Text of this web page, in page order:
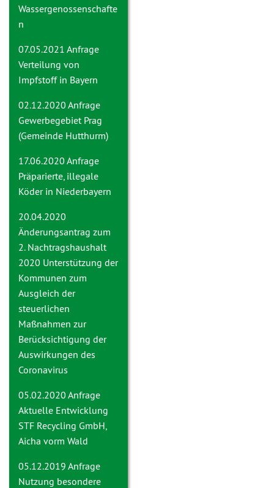
Wassergenossenschafte
n
07.05.2021 Anfrage
Verteilung von
Impfstoff in Bayern
02.12.2020 Anfrage
Gewerbegebiet Prag
(Gemeinde Hutthurm)
17.06.2020 Anfrage
Präparierte, illegale
Köder in Niederbayern
20.04.2020
Änderungsantrag zum
2. Nachtragshaushalt
2020 Unterstützung der
Kommunen zum
Ausgleich der
steuerlichen
Maßnahmen zur
Berücksichtigung der
Auswirkungen des
Coronavirus
05.02.2020 Anfrage
Aktuelle Entwicklung
STF Recycling GmbH,
Aicha vorm Wald
05.12.2019 Anfrage
Nutzung besondere